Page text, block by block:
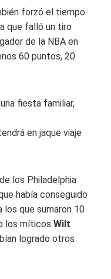
forzó el tiempo
que falló un tiro
de la NBA en
60 puntos, 20
fiesta familiar,
en jaque viaje
los Philadelphia
había conseguido
que sumaron 10
los míticos Wilt
logrado otros